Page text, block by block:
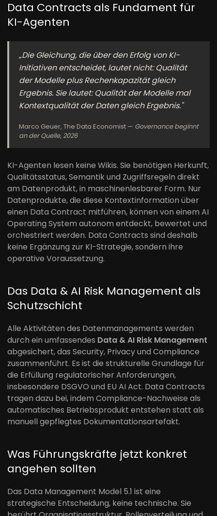
Data Contracts als Fundament für
KI-Agenten
„Die Gleichung, die über den Erfolg von KI-
Initiativen entscheidet, lautet nicht: Qualität
der Modelle plus Rechenkapazität gleich
Ergebnis. Sie lautet: Qualität der Modelle mal
Kontextqualität der Daten gleich Ergebnis."
Marco Geuer, The Data Economist — Governance beginnt
an der Quelle, 2026
KI-Agenten lesen keine Wikis. Sie benötigen Herkunft,
Qualitätsstatus, Semantik und Zugriffsregeln direkt
am Datenprodukt, in maschinenlesbarer Form. Nur
Datenprodukte, die diese Kontextinformation über
einen Data Contract mitführen, können von einem AI
Operating System autonom entdeckt, bewertet und
orchestriert werden. Data Contracts sind deshalb
keine Ergänzung zur KI-Strategie, sondern ihre
operative Voraussetzung.
Das Data & AI Risk Management als
Schutzschicht
Alle Aktivitäten des Datenmanagements werden
durch ein umfassendes Data & AI Risk Management
abgesichert, das Security, Privacy und Compliance
zusammenführt. Es ist die strukturelle Grundlage für
die Erfüllung regulatorischer Anforderungen,
insbesondere DSGVO und EU AI Act. Data Contracts
tragen dazu bei, indem Compliance-Nachweise als
automatisches Betriebsprodukt entstehen statt als
manuell gepflegtes Dokumentationsartefakt.
Was Führungskräfte jetzt konkret
angehen sollten
Das Data Management Model 5.1 ist eine
strategische Entscheidung, keine technische. Sie